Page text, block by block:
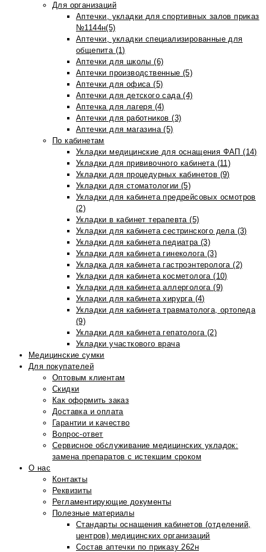
Для организаций
Аптечки, укладки для спортивных залов приказ
№1144н(5)
Аптечки, укладки специализированные для
общепита (1)
Аптечки для школы (6)
Аптечки производственные (5)
Аптечки для офиса (5)
Аптечки для детского сада (4)
Аптечка для лагеря (4)
Аптечки для работников (3)
Аптечки для магазина (5)
По кабинетам
Укладки медицинские для оснащения ФАП (14)
Укладки для прививочного кабинета (11)
Укладки для процедурных кабинетов (9)
Укладки для стоматологии (5)
Укладки для кабинета предрейсовых осмотров
(2)
Укладки в кабинет терапевта (5)
Укладки для кабинета сестринского дела (3)
Укладки для кабинета педиатра (3)
Укладки для кабинета гинеколога (3)
Укладка для кабинета гастроэнтеролога (2)
Укладки для кабинета косметолога (10)
Укладки для кабинета аллерголога (9)
Укладки для кабинета хирурга (4)
Укладки для кабинета травматолога, ортопеда
(9)
Укладки для кабинета гепатолога (2)
Укладки участкового врача
Медицинские сумки
Для покупателей
Оптовым клиентам
Скидки
Как оформить заказ
Доставка и оплата
Гарантии и качество
Вопрос-ответ
Сервисное обслуживание медицинских укладок:
замена препаратов с истекшим сроком
О нас
Контакты
Реквизиты
Регламентирующие документы
Полезные материалы
Стандарты оснащения кабинетов (отделений,
центров) медицинских организаций
Состав аптечки по приказу 262н